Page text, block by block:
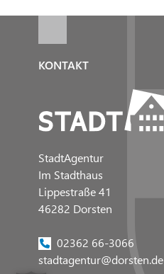
KONTAKT
StadtAgentur
Im Stadthaus
Lippestraße 41
46282 Dorsten
02362 66-3066
stadtagentur@dorsten.de